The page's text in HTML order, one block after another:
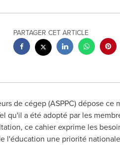
PARTAGER CET ARTICLE
de cégep (ASPPC) dépose ce
qu'il a été adopté par les
ce cahier exprime les
l'éducation une priorité